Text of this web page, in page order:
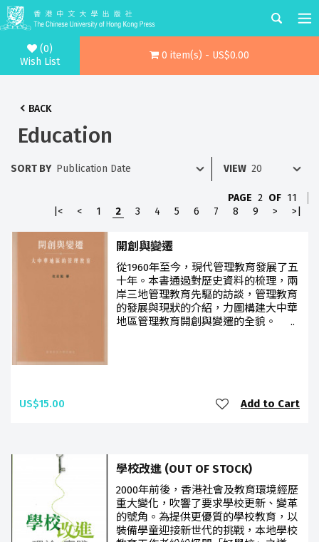
(0)
Wish List
0 item(s) - US$0.00
BACK
Education
SORT BY VIEW
PAGE 2 OF 11
|<
< 1 2 3 4 5 6 7 8 9 > >|
開創與變遷
從1960年至今，現代管理教育發展了五
十年。本書通過對歷史資料的梳理，兩
岸三地管理教育先驅的訪談，管理教育
的發展與現狀的介紹，力圖構建大中華
地區管理教育開創與變遷的全貌。 ..
US$15.00 Add to Cart
學校改進 (OUT OF STOCK)
2000年前後，香港社會及教育環境經歷
重大變化，吹響了要求學校更新、變革
的號角。為提供更優質的學校教育，以
裝備學童迎接新世代的挑戰，本地學校